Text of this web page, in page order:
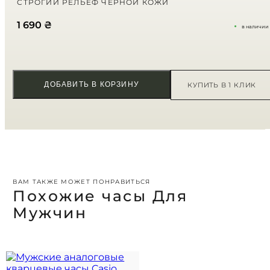
Ваш отзыв
СТРОГИЙ РЕЛЬЕФ ЧЕРНОЙ КОЖИ
1 690 ₴ в наличии
ДОБАВИТЬ В КОРЗИНУ КУПИТЬ В 1 КЛИК
ВАМ ТАКЖЕ МОЖЕТ ПОНРАВИТЬСЯ
Похожие часы Для
Мужчин